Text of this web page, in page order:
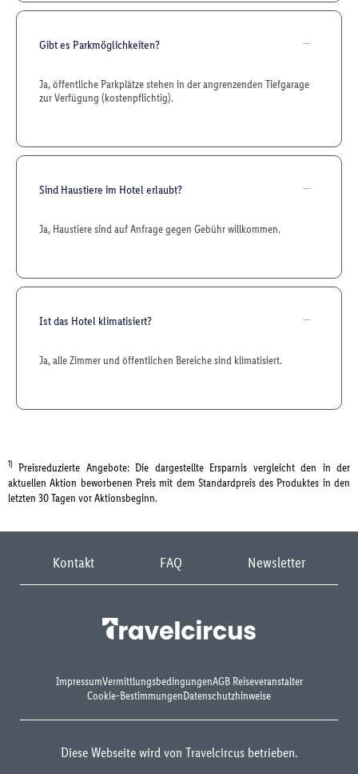
Gibt es Parkmöglichkeiten?
Ja, öffentliche Parkplätze stehen in der angrenzenden Tiefgarage
zur Verfügung (kostenpflichtig).
Sind Haustiere im Hotel erlaubt?
Ja, Haustiere sind auf Anfrage gegen Gebühr willkommen.
Ist das Hotel klimatisiert?
Ja, alle Zimmer und öffentlichen Bereiche sind klimatisiert.
1) Preisreduzierte Angebote: Die dargestellte Ersparnis vergleicht den in der
aktuellen Aktion beworbenen Preis mit dem Standardpreis des Produktes in den
letzten 30 Tagen vor Aktionsbeginn.
Kontakt FAQ Newsletter
ImpressumVermittlungsbedingungenAGB Reiseveranstalter
Cookie-BestimmungenDatenschutzhinweise
Diese Webseite wird von Travelcircus betrieben.